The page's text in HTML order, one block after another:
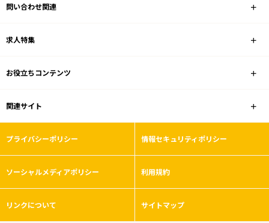
問い合わせ関連
求人特集
お役立ちコンテンツ
関連サイト
プライバシーポリシー 情報セキュリティポリシー
ソーシャルメディアポリシー 利用規約
リンクについて サイトマップ